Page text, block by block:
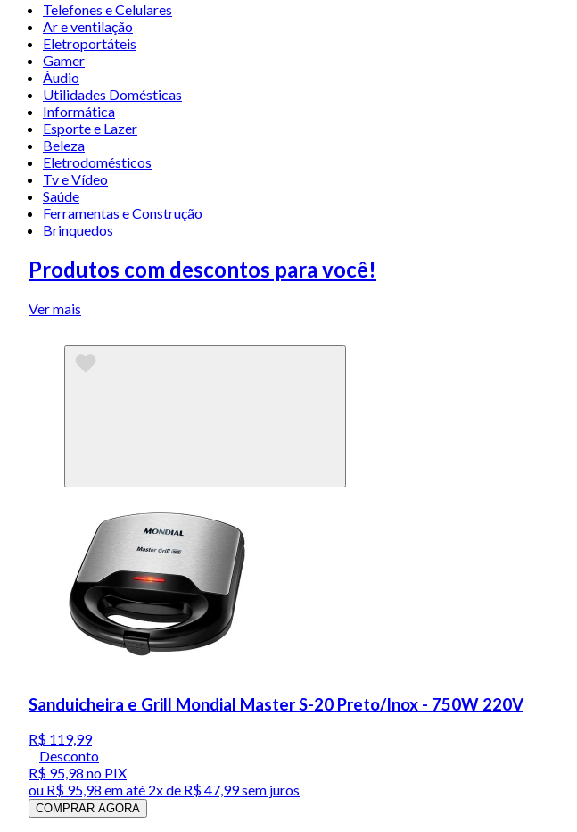
Telefones e Celulares
Ar e ventilação
Eletroportáteis
Gamer
Áudio
Utilidades Domésticas
Informática
Esporte e Lazer
Beleza
Eletrodomésticos
Tv e Vídeo
Saúde
Ferramentas e Construção
Brinquedos
Produtos com descontos para você!
Ver mais
Sanduicheira e Grill Mondial Master S-20 Preto/Inox - 750W 220V
R$ 119,99
Desconto
R$ 95,98 no PIX
ou R$ 95,98 em até 2x de R$ 47,99 sem juros
COMPRAR AGORA